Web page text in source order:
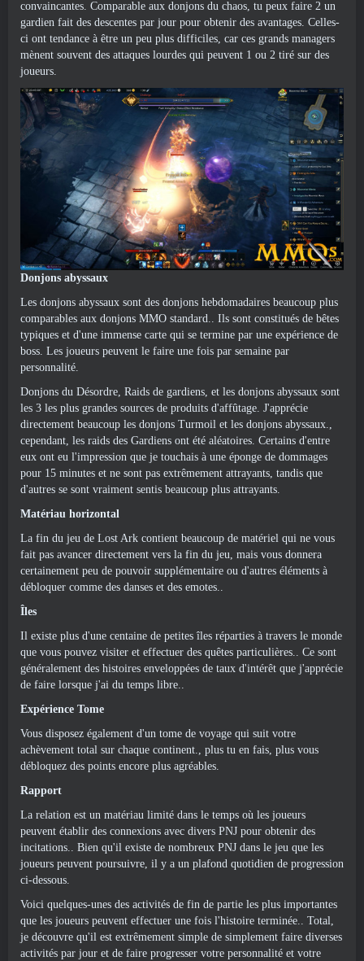
convaincantes. Comparable aux donjons du chaos, tu peux faire 2 un
gardien fait des descentes par jour pour obtenir des avantages. Celles-
ci ont tendance à être un peu plus difficiles, car ces grands managers
mènent souvent des attaques lourdes qui peuvent 1 ou 2 tiré sur des
joueurs.
Donjons abyssaux
Les donjons abyssaux sont des donjons hebdomadaires beaucoup plus
comparables aux donjons MMO standard.. Ils sont constitués de bêtes
typiques et d'une immense carte qui se termine par une expérience de
boss. Les joueurs peuvent le faire une fois par semaine par
personnalité.
Donjons du Désordre, Raids de gardiens, et les donjons abyssaux sont
les 3 les plus grandes sources de produits d'affûtage. J'apprécie
directement beaucoup les donjons Turmoil et les donjons abyssaux.,
cependant, les raids des Gardiens ont été aléatoires. Certains d'entre
eux ont eu l'impression que je touchais à une éponge de dommages
pour 15 minutes et ne sont pas extrêmement attrayants, tandis que
d'autres se sont vraiment sentis beaucoup plus attrayants.
Matériau horizontal
La fin du jeu de Lost Ark contient beaucoup de matériel qui ne vous
fait pas avancer directement vers la fin du jeu, mais vous donnera
certainement peu de pouvoir supplémentaire ou d'autres éléments à
débloquer comme des danses et des emotes..
Îles
Il existe plus d'une centaine de petites îles réparties à travers le monde
que vous pouvez visiter et effectuer des quêtes particulières.. Ce sont
généralement des histoires enveloppées de taux d'intérêt que j'apprécie
de faire lorsque j'ai du temps libre..
Expérience Tome
Vous disposez également d'un tome de voyage qui suit votre
achèvement total sur chaque continent., plus tu en fais, plus vous
débloquez des points encore plus agréables.
Rapport
La relation est un matériau limité dans le temps où les joueurs
peuvent établir des connexions avec divers PNJ pour obtenir des
incitations.. Bien qu'il existe de nombreux PNJ dans le jeu que les
joueurs peuvent poursuivre, il y a un plafond quotidien de progression
ci-dessous.
Voici quelques-unes des activités de fin de partie les plus importantes
que les joueurs peuvent effectuer une fois l'histoire terminée.. Total,
je découvre qu'il est extrêmement simple de simplement faire diverses
activités par jour et de faire progresser votre personnalité et votre